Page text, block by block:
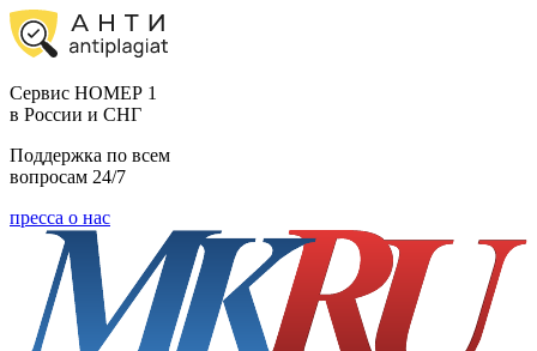
Cервис НОМЕР 1
в России и СНГ
Поддержка по всем
вопросам 24/7
пресса о нас